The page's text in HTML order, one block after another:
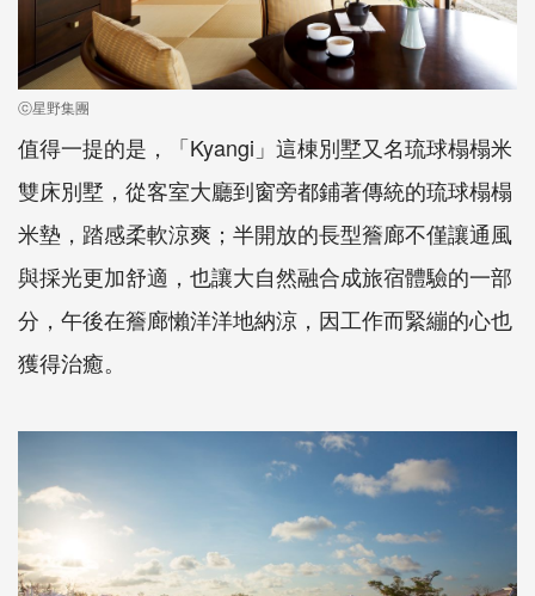
ⓒ星野集團
值得一提的是，「Kyangi」這棟別墅又名琉球榻榻米
雙床別墅，從客室大廳到窗旁都鋪著傳統的琉球榻榻
米墊，踏感柔軟涼爽；半開放的長型簷廊不僅讓通風
與採光更加舒適，也讓大自然融合成旅宿體驗的一部
分，午後在簷廊懶洋洋地納涼，因工作而緊繃的心也
獲得治癒。